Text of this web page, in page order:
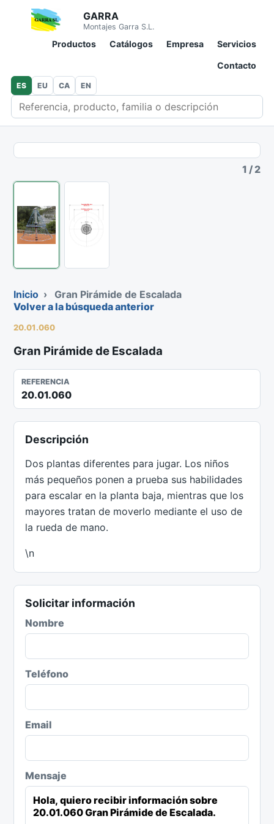
GARRA
Montajes Garra S.L.
Productos Catálogos Empresa Servicios
Contacto
Buscar en catálogo
ES EU CA EN
1 /2
Inicio ›
Gran Pirámide de Escalada
Volver a la búsqueda anterior
20.01.060
Gran Pirámide de Escalada
REFERENCIA
20.01.060
Descripción
Dos plantas diferentes para jugar. Los niños
más pequeños ponen a prueba sus habilidades
para escalar en la planta baja, mientras que los
mayores tratan de moverlo mediante el uso de
la rueda de mano.
\n
Solicitar información
Nombre
Teléfono
Email
Mensaje